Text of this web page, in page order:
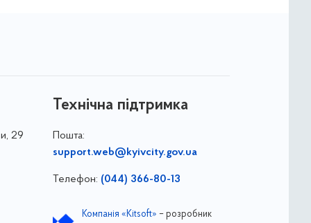
29
Технічна підтримка
Пошта:
support.web@kyivcity.gov.ua
Телефон: (044) 366-80-13
Компанія «Kitsoft» – розробник